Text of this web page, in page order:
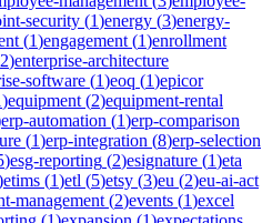
security (1)energy (3)energy-
(1)engagement (1)enrollment
2)enterprise-architecture
software (1)eoq (1)epicor
)equipment (2)equipment-rental
erp-automation (1)erp-comparison
(1)erp-integration (8)erp-selection
)esg-reporting (2)esignature (1)eta
etims (1)etl (5)etsy (3)eu (2)eu-ai-act
management (2)events (1)excel